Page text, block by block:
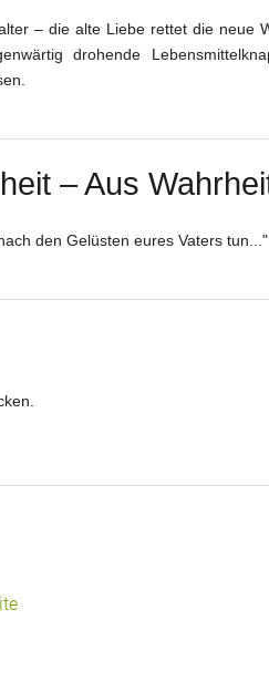
– die alte Liebe rettet die neue
drohende
– Aus
den Gelüsten eures Vaters